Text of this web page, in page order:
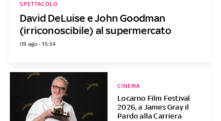
David DeLuise e John Goodman
(irriconoscibile) al supermercato
SPETTACOLO
09 ago - 15:34
Locarno Film Festival
2026, a James Gray il
Pardo alla Carriera
CINEMA